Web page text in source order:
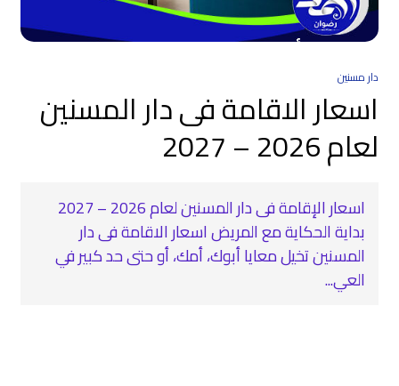
دار مسنين
اسعار الاقامة فى دار المسنين
لعام 2026 – 2027
اسعار الإقامة فى دار المسنين لعام 2026 – 2027
بداية الحكاية مع المريض اسعار الاقامة فى دار
المسنين تخيل معايا أبوك، أمك، أو حتى حد كبير في
العي...